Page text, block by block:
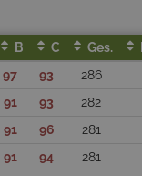
B C Ges.
97 93 286
91 93 282
91 96 281
91 94 281